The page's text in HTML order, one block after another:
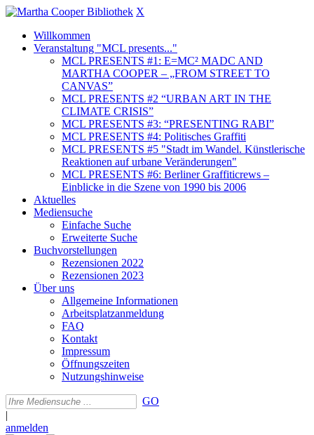
X
Willkommen
Veranstaltung "MCL presents..."
MCL PRESENTS #1: E=MC² MADC AND
MARTHA COOPER – „FROM STREET TO
CANVAS”
MCL PRESENTS #2 “URBAN ART IN THE
CLIMATE CRISIS”
MCL PRESENTS #3: “PRESENTING RABI”
MCL PRESENTS #4: Politisches Graffiti
MCL PRESENTS #5 "Stadt im Wandel. Künstlerische
Reaktionen auf urbane Veränderungen"
MCL PRESENTS #6: Berliner Graffiticrews –
Einblicke in die Szene von 1990 bis 2006
Aktuelles
Mediensuche
Einfache Suche
Erweiterte Suche
Buchvorstellungen
Rezensionen 2022
Rezensionen 2023
Über uns
Allgemeine Informationen
Arbeitsplatzanmeldung
FAQ
Kontakt
Impressum
Öffnungszeiten
Nutzungshinweise
GO
|
anmelden